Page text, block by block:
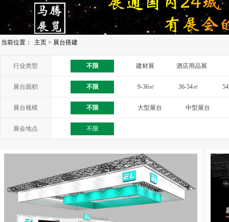
当前位置： 主页 > 展台搭建
行业类型 不限 建材展 酒店用品展
家具家居展 其它展会
展台面积 不限 9-36㎡ 36-54㎡
展台规模 不限 大型展台 中型展台
展会地点 不限